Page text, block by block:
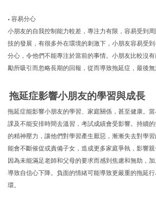
•容易分心
小朋友的自我控制能力較差，專注力有限，容易受到
技的發展，有很多外在環境的刺激下，小朋友容易受
分心，令他們不能專注於當前的事情。小朋友比較沒
勵所吸引而忽略長期的回報，從而導致拖延症，最後無
拖延症影響小朋友的學習與成長
拖延症能影響小朋友的學習、家庭關係，甚至健康。
課及不能安排時間去溫習，考試成績會受影響。持續
的精神壓力，讓他們對學習產生厭惡，漸漸失去對學
能會不斷催促或責備子女，造成更多家庭爭執，影響
因為未能滿足老師和父母的要求而感到焦慮和無助，
導致自信心下降。負面的情緒可能導致更嚴重的拖延
環。